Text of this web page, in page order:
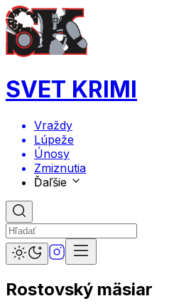
SVET KRIMI
Vraždy
Lúpeže
Únosy
Zmiznutia
Ďaľšie
Rostovský mäsiar